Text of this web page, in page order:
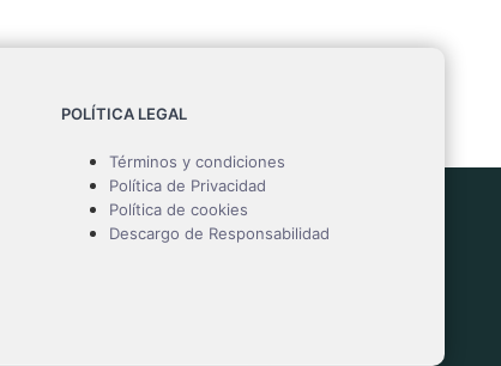
POLÍTICA LEGAL
Términos y condiciones
Política de Privacidad
Política de cookies
Descargo de Responsabilidad